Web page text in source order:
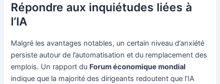
Répondre aux inquiétudes liées à
l’IA
Malgré les avantages notables, un certain niveau d’anxiété
persiste autour de l’automatisation et du remplacement des
emplois. Un rapport du Forum économique mondial
indique que la majorité des dirigeants redoutent que l’IA